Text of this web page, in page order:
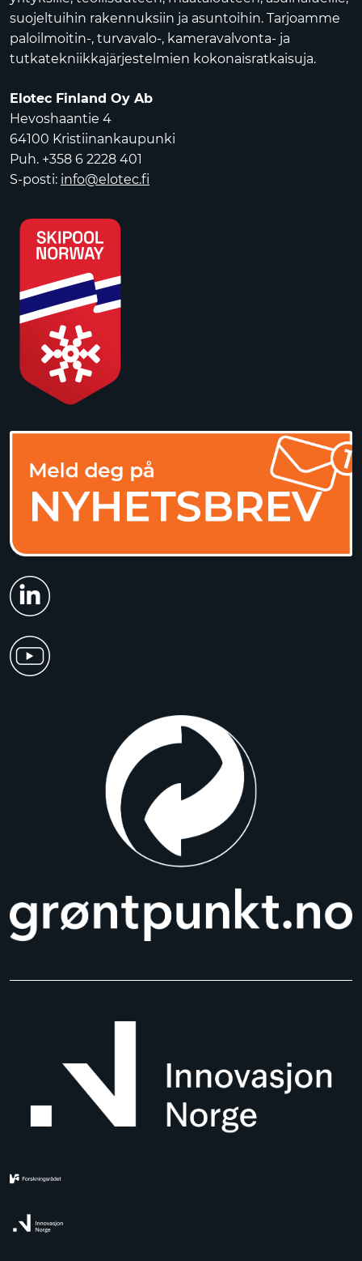
suojeltuihin rakennuksiin ja asuntoihin. Tarjoamme
paloilmoitin-, turvavalo-, kameravalvonta- ja
tutkatekniikkajärjestelmien kokonaisratkaisuja.
Elotec Finland Oy Ab
Hevoshaantie 4
64100 Kristiinankaupunki
Puh. +358 6 2228 401
S-posti: info@elotec.fi